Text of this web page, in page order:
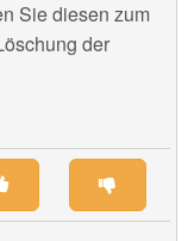
Sie diesen zum
der